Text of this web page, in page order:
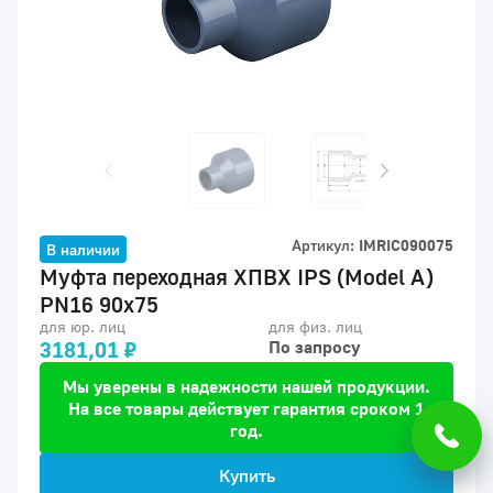
В наличии Артикул: IMRIC090075
Муфта переходная ХПВХ IPS (Model A)
PN16 90x75
для юр. лиц
3181,01 ₽
для физ. лиц
По запросу
Мы уверены в надежности нашей продукции.
На все товары действует гарантия сроком 1
год.
Купить